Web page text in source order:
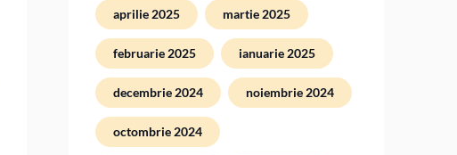
aprilie 2025 martie 2025
februarie 2025 ianuarie 2025
decembrie 2024 noiembrie 2024
octombrie 2024